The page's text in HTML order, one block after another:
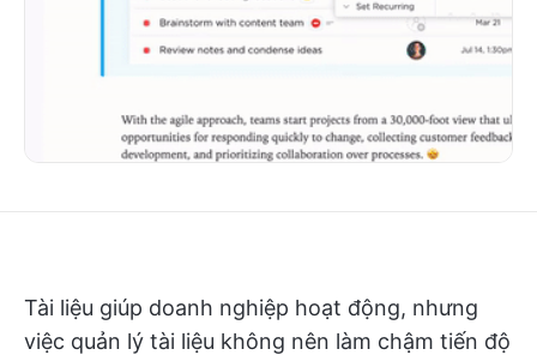
Tài liệu giúp doanh nghiệp hoạt động, nhưng
việc quản lý tài liệu không nên làm chậm tiến độ